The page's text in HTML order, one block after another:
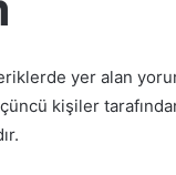
yer alan
kişiler